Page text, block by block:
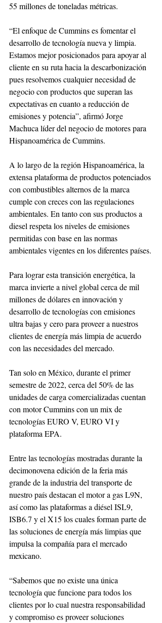
55 millones de toneladas métricas.
“El enfoque de Cummins es fomentar el
desarrollo de tecnología nueva y limpia.
Estamos mejor posicionados para apoyar al
cliente en su ruta hacia la descarbonización
pues resolvemos cualquier necesidad de
negocio con productos que superan las
expectativas en cuanto a reducción de
emisiones y potencia”, afirmó Jorge
Machuca líder del negocio de motores para
Hispanoamérica de Cummins.
A lo largo de la región Hispanoamérica, la
extensa plataforma de productos potenciados
con combustibles alternos de la marca
cumple con creces con las regulaciones
ambientales. En tanto con sus productos a
diesel respeta los niveles de emisiones
permitidas con base en las normas
ambientales vigentes en los diferentes países.
Para lograr esta transición energética, la
marca invierte a nivel global cerca de mil
millones de dólares en innovación y
desarrollo de tecnologías con emisiones
ultra bajas y cero para proveer a nuestros
clientes de energía más limpia de acuerdo
con las necesidades del mercado.
Tan solo en México, durante el primer
semestre de 2022, cerca del 50% de las
unidades de carga comercializadas cuentan
con motor Cummins con un mix de
tecnologías EURO V, EURO VI y
plataforma EPA.
Entre las tecnologías mostradas durante la
decimonovena edición de la feria más
grande de la industria del transporte de
nuestro país destacan el motor a gas L9N,
así como las plataformas a diésel ISL9,
ISB6.7 y el X15 los cuales forman parte de
las soluciones de energía más limpias que
impulsa la compañía para el mercado
mexicano.
“Sabemos que no existe una única
tecnología que funcione para todos los
clientes por lo cual nuestra responsabilidad
y compromiso es proveer soluciones